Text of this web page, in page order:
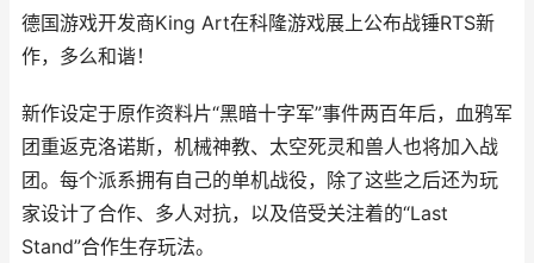
德国游戏开发商King Art在科隆游戏展上公布战锤RTS新
作，多么和谐！
新作设定于原作资料片“黑暗十字军”事件两百年后，血鸦军
团重返克洛诺斯，机械神教、太空死灵和兽人也将加入战
团。每个派系拥有自己的单机战役，除了这些之后还为玩
家设计了合作、多人对抗，以及倍受关注着的“Last
Stand”合作生存玩法。